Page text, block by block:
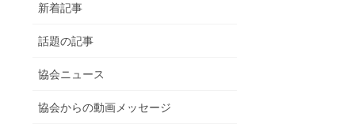
新着記事
話題の記事
協会ニュース
協会からの動画メッセージ